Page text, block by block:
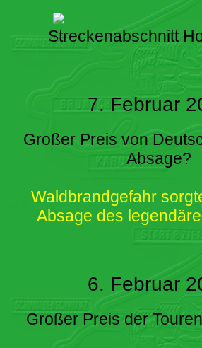
Streckenabschnitt
7. Februar
Großer Preis von
Absage?
Waldbrandgefahr
Absage des
6. Februar
Großer Preis der